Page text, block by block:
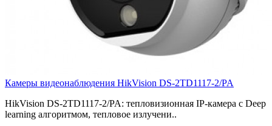
Камеры видеонаблюдения HikVision DS-2TD1117-2/PA
HikVision DS-2TD1117-2/PA: тепловизионная IP-камера с Deep
learning алгоритмом, тепловое излучени..